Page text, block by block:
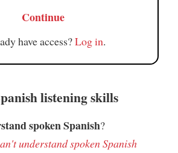
Continue
have access?Log in.
listening skills
spoken Spanish?
understand spoken Spanish